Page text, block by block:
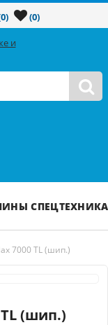
(0)
СПЕЦТЕХНИКА
7000 TL (шип.)
TL (шип.)